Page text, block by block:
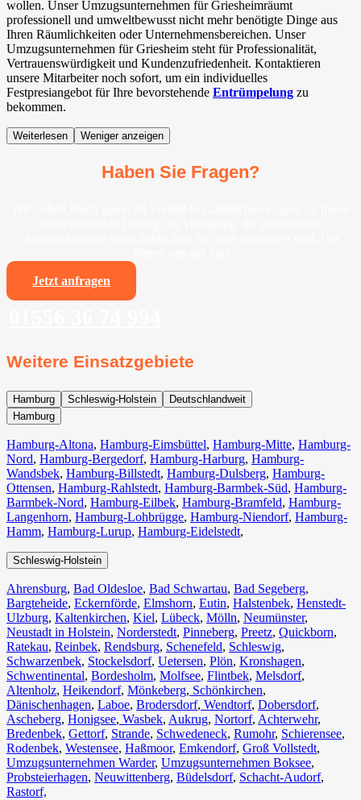
wollen. Unser Umzugsunternehmen für Griesheimräumt
professionell und umweltbewusst nicht mehr benötigte Dinge aus
Ihren Räumlichkeiten oder Unternehmensbereichen. Unser
Umzugsunternehmen für Griesheim steht für Professionalität,
Vertrauenswürdigkeit und Kundenzufriedenheit. Kontaktieren
unsere Mitarbeiter noch sofort, um ein individuelles
Festpresiangebot für Ihre bevorstehende Entrümpelung zu
bekommen.
Weiterlesen Weniger anzeigen
Haben Sie Fragen?
Jetzt anfragen
Weitere Einsatzgebiete
Hamburg Schleswig-Holstein
Deutschlandweit
Hamburg
Hamburg-Altona, Hamburg-Eimsbüttel, Hamburg-Mitte, Hamburg-
Nord, Hamburg-Bergedorf, Hamburg-Harburg, Hamburg-
Wandsbek, Hamburg-Billstedt, Hamburg-Dulsberg, Hamburg-
Ottensen, Hamburg-Rahlstedt, Hamburg-Barmbek-Süd, Hamburg-
Barmbek-Nord, Hamburg-Eilbek, Hamburg-Bramfeld, Hamburg-
Langenhorn, Hamburg-Lohbrügge, Hamburg-Niendorf, Hamburg-
Hamm, Hamburg-Lurup, Hamburg-Eidelstedt,
Schleswig-Holstein
Ahrensburg, Bad Oldesloe, Bad Schwartau, Bad Segeberg,
Bargteheide, Eckernförde, Elmshorn, Eutin, Halstenbek, Henstedt-
Ulzburg, Kaltenkirchen, Kiel, Lübeck, Mölln, Neumünster,
Neustadt in Holstein, Norderstedt, Pinneberg, Preetz, Quickborn,
Ratekau, Reinbek, Rendsburg, Schenefeld, Schleswig,
Schwarzenbek, Stockelsdorf, Uetersen, Plön, Kronshagen,
Schwentinental, Bordesholm, Molfsee, Flintbek, Melsdorf,
Altenholz, Heikendorf, Mönkeberg, Schönkirchen,
Dänischenhagen, Laboe, Brodersdorf, Wendtorf, Dobersdorf,
Ascheberg, Honigsee, Wasbek, Aukrug, Nortorf, Achterwehr,
Bredenbek, Gettorf, Strande, Schwedeneck, Rumohr, Schierensee,
Rodenbek, Westensee, Haßmoor, Emkendorf, Groß Vollstedt,
Umzugsunternehmen Warder, Umzugsunternehmen Boksee,
Probsteierhagen, Neuwittenberg, Büdelsdorf, Schacht-Audorf,
Rastorf,